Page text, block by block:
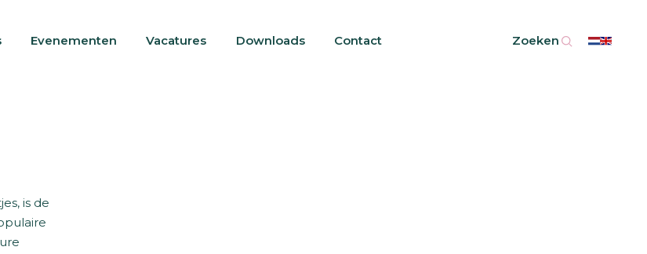
Evenementen Vacatures Downloads Contact Zoeken
is de